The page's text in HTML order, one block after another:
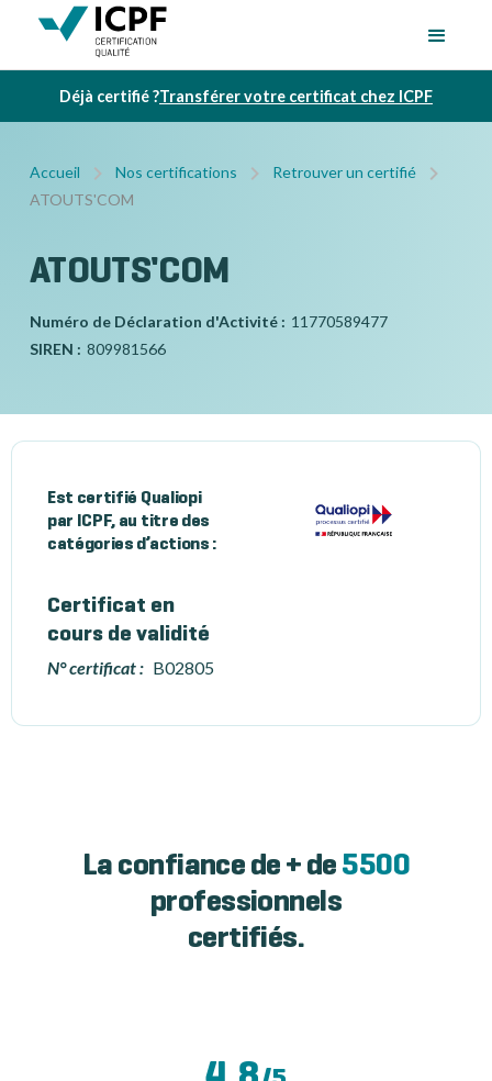
Déjà certifié ?Transférer votre certificat chez ICPF
Accueil Nos certifications
Retrouver un certifié
ATOUTS'COM
ATOUTS'COM
Numéro de Déclaration d'Activité : 11770589477
SIREN : 809981566
Est certifié Qualiopi
par ICPF, au titre des
catégories d’actions :
Certificat en
cours de validité
N° certificat : B02805
La confiance de + de 5500
professionnels
certifiés.